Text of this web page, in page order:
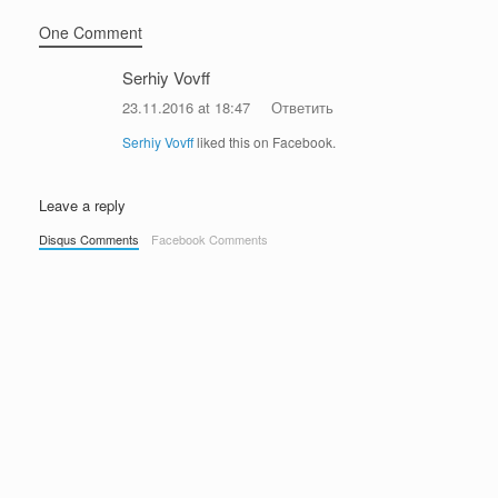
One Comment
Serhiy Vovff
23.11.2016 at 18:47 Ответить
Serhiy Vovffliked this on Facebook.
Leave a reply
Disqus Comments Facebook Comments